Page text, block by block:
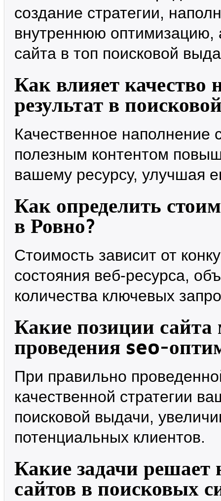
создание стратегии,
внутреннюю оптимизацию,
сайта в топ поисковой
Как влияет качество
результат в
Качественное наполнение
полезным контентом
вашему ресурсу, улучшая
Как определить
в Ровно?
Стоимость зависит от
состояния веб-ресурса,
количества ключевых
Какие позиции
проведения seo-
При правильно
качественной стратегии
поисковой выдачи,
потенциальных клиентов.
Какие задачи
сайтов в поисковых